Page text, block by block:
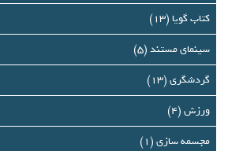
کودک
درباره ما
تماس با ما
سبد خرید شما خالی است
کتاب گویا (13)
سینمای مستند (5)
گردشگری (13)
ورزش (4)
مجسمه سازی (1)